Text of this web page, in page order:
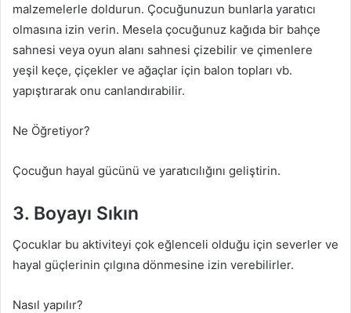
malzemelerle doldurun. Çocuğunuzun bunlarla yaratıcı
olmasına izin verin. Mesela çocuğunuz kağıda bir bahçe
sahnesi veya oyun alanı sahnesi çizebilir ve çimenlere
yeşil keçe, çiçekler ve ağaçlar için balon topları vb.
yapıştırarak onu canlandırabilir.
Ne Öğretiyor?
Çocuğun hayal gücünü ve yaratıcılığını geliştirin.
3. Boyayı Sıkın
Çocuklar bu aktiviteyi çok eğlenceli olduğu için severler ve
hayal güçlerinin çılgına dönmesine izin verebilirler.
Nasıl yapılır?